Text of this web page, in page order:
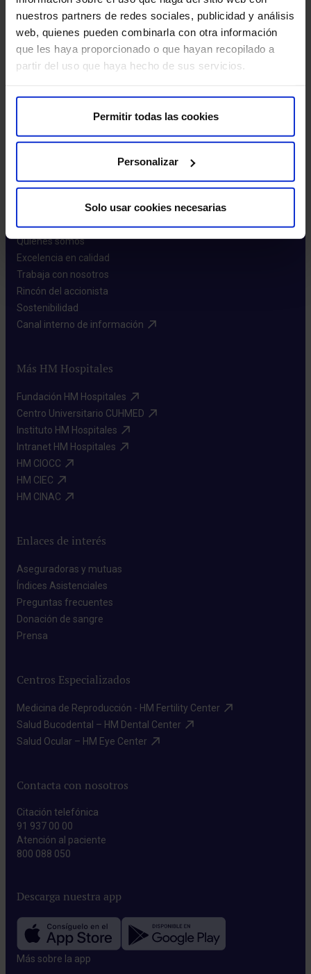
nuestros partners de redes sociales, publicidad y análisis
web, quienes pueden combinarla con otra información
que les haya proporcionado o que hayan recopilado a
partir del uso que haya hecho de sus servicios.
Permitir todas las cookies
Personalizar
Solo usar cookies necesarias
‘Movement Disorders’, la revista que edita el Dr. José A.
Obeso, se convierte en una de las publicaciones más
influyente…
Leer más
Sobre nosotros
Quiénes somos​
Excelencia en calidad​
Trabaja con nosotros​
Rincón del accionista​
Sostenibilidad​
Canal interno de información​
Más HM Hospitales
Fundación HM Hospitales​
Centro Universitario CUHMED​
Instituto HM Hospitales​
Intranet HM Hospitales​
HM CIOCC​
HM CIEC​
HM CINAC​
Enlaces de interés
Aseguradoras y mutuas​
Índices Asistenciales​
Preguntas frecuentes​
Donación de sangre​
Prensa​
Centros Especializados
Medicina de Reproducción - HM Fertility Center​
Salud Bucodental – HM Dental Center​
Salud Ocular – HM Eye Center​
Contacta con nosotros
Citación telefónica
91 937 00 00
Atención al paciente
800 088 050
Descarga nuestra app
Más sobre la app​